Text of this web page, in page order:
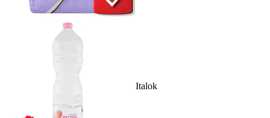
Italok